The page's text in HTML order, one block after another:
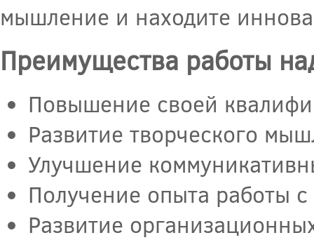
мышление и находите
Преимущества работы
Повышение своей
Развитие творческого
Улучшение
Получение опыта работы
Развитие